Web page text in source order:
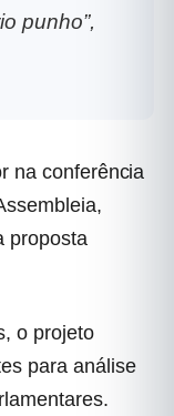
punho”,
na conferência
proposta
o projeto
para análise